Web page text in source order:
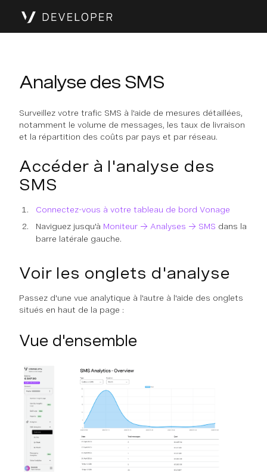
Analyse des SMS
Surveillez votre trafic SMS à l'aide de mesures détaillées,
notamment le volume de messages, les taux de livraison
et la répartition des coûts par pays et par réseau.
Accéder à l'analyse des
SMS
Connectez-vous à votre tableau de bord Vonage
Naviguez jusqu'à Moniteur → Analyses → SMS dans la
barre latérale gauche.
Voir les onglets d'analyse
Passez d'une vue analytique à l'autre à l'aide des onglets
situés en haut de la page :
Vue d'ensemble